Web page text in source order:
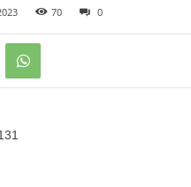
70 0